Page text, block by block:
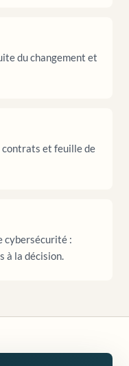
du changement et
et feuille de
cybersécurité :
à la décision.